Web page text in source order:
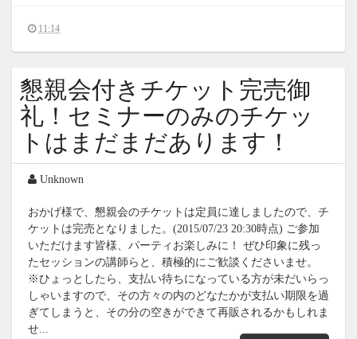
11:14
懇親会付きチケット完売御
礼！セミナーのみのチケッ
トはまだまだあります！
Unknown
おかげ様で、懇親会のチケットは定員に達しましたので、チ
ケットは完売となりました。(2015/07/23 20:30時点) ご参加
いただけます皆様、パーティお楽しみに！ ぜひ印象に残っ
たセッションの講師らと、積極的にご歓談くださいませ。
※ひょっとしたら、支払い待ちになっている方が未だいらっ
しゃいますので、その方々の内のどなたかが支払い期限を過
ぎてしまうと、その分の空きができて再販されるかもしれま
せ...